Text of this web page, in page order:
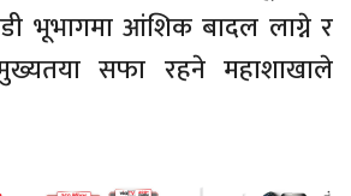
भूभागमा आंशिक बादल लाग्ने र
सफा रहने महाशाखाले